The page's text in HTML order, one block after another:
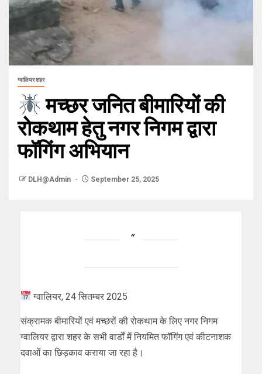
ग्वालियर शहर
मच्छर जनित बीमारियों की
रोकथाम हेतु नगर निगम द्वारा
फॉगिंग अभियान
DLH@Admin September 25, 2025
ग्वालियर, 24 सितम्बर 2025
संक्रामक बीमारियों एवं मच्छरों की रोकथाम के लिए नगर निगम
ग्वालियर द्वारा शहर के सभी वार्डों में नियमित फॉगिंग एवं कीटनाशक
दवाओं का छिड़काव कराया जा रहा है।